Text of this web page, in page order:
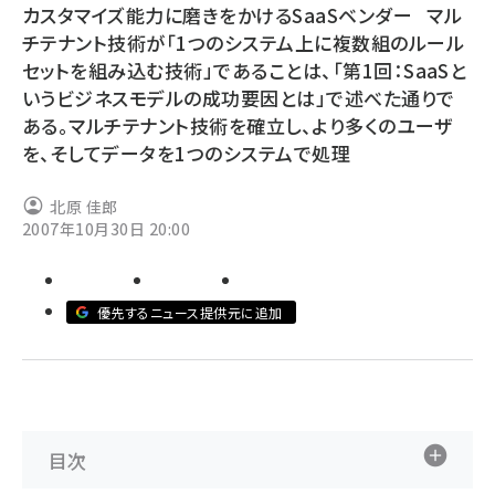
北海道をのんびり旅する晴山佳須夫のヒント集！ (2000)
drupal (1921)
genai (1464)
ai crunch (1336)
カスタマイズ能力に磨きをかけるSaaSベンダー マル
チテナント技術が「1つのシステム上に複数組のルール
セットを組み込む技術」であることは、「第1回：SaaSと
いうビジネスモデルの成功要因とは」で述べた通りで
ある。マルチテナント技術を確立し、より多くのユーザ
を、そしてデータを1つのシステムで処理
北原 佳郎
2007年10月30日 20:00
優先するニュース提供元に追加
目次